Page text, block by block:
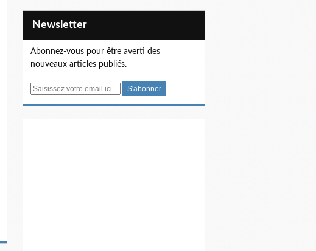
Newsletter
Abonnez-vous pour être averti des
nouveaux articles publiés.
E